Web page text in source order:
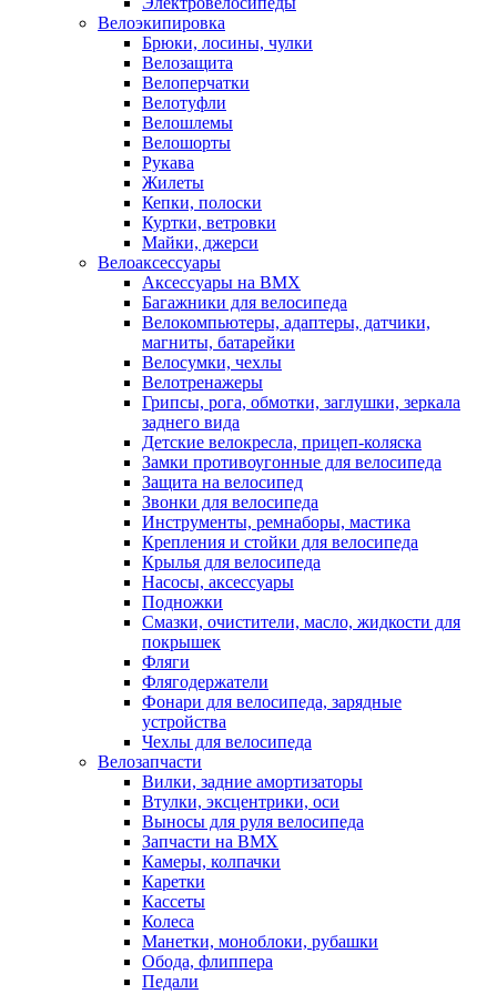
Велоэкипировка
Брюки, лосины, чулки
Велозащита
Велоперчатки
Велотуфли
Велошлемы
Велошорты
Рукава
Жилеты
Кепки, полоски
Куртки, ветровки
Майки, джерси
Велоаксессуары
Аксессуары на BMX
Багажники для велосипеда
Велокомпьютеры, адаптеры, датчики,
магниты, батарейки
Велосумки, чехлы
Велотренажеры
Грипсы, рога, обмотки, заглушки, зеркала
заднего вида
Детские велокресла, прицеп-коляска
Замки противоугонные для велосипеда
Защита на велосипед
Звонки для велосипеда
Инструменты, ремнаборы, мастика
Крепления и стойки для велосипеда
Крылья для велосипеда
Насосы, аксессуары
Подножки
Смазки, очистители, масло, жидкости для
покрышек
Фляги
Флягодержатели
Фонари для велосипеда, зарядные
устройства
Чехлы для велосипеда
Велозапчасти
Вилки, задние амортизаторы
Втулки, эксцентрики, оси
Выносы для руля велосипеда
Запчасти на BMX
Камеры, колпачки
Каретки
Кассеты
Колеса
Манетки, моноблоки, рубашки
Обода, флиппера
Педали